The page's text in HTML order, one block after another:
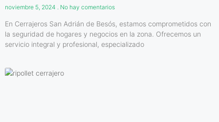
noviembre 5, 2024 No hay comentarios
En Cerrajeros San Adrián de Besós, estamos comprometidos con
la seguridad de hogares y negocios en la zona. Ofrecemos un
servicio integral y profesional, especializado